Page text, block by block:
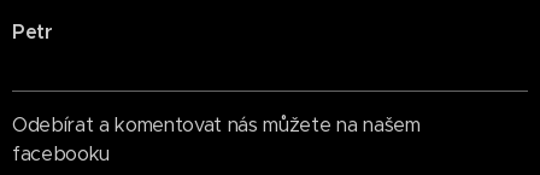
Petr
Odebírat a komentovat nás můžete na našem
facebooku